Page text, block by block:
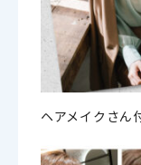
ヘアメイクさん